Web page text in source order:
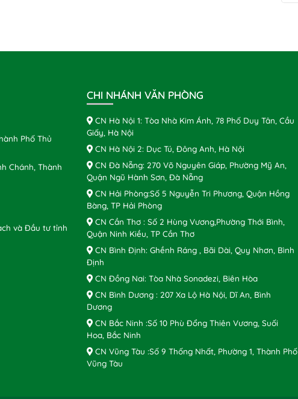
Phố Thủ
Chánh, Thành
và Đầu tư tỉnh
CHI NHÁNH VĂN PHÒNG
CN Hà Nội 1: Tòa Nhà Kim Ánh, 78 Phố Duy Tân, Cầu
Giấy, Hà Nội
CN Hà Nội 2: Dục Tú, Đông Anh, Hà Nội
CN Đà Nẵng: 270 Võ Nguyên Giáp, Phường Mỹ An,
Quận Ngũ Hành Sơn, Đà Nẵng
CN Hải Phòng:Số 5 Nguyễn Tri Phương, Quận Hồng
Bàng, TP Hải Phòng
CN Cần Thơ : Số 2 Hùng Vương,Phường Thới Bình,
Quận Ninh Kiều, TP Cần Thơ
CN Bình Định: Ghềnh Ráng , Bãi Dài, Quy Nhơn, Bình
Định
CN Đồng Nai: Tòa Nhà Sonadezi, Biên Hòa
CN Bình Dương : 207 Xa Lộ Hà Nội, Dĩ An, Bình
Dương
CN Bắc Ninh :Số 10 Phù Đổng Thiên Vương, Suối
Hoa, Bắc Ninh
CN Vũng Tàu :Số 9 Thống Nhất, Phường 1, Thành Phố
Vũng Tàu